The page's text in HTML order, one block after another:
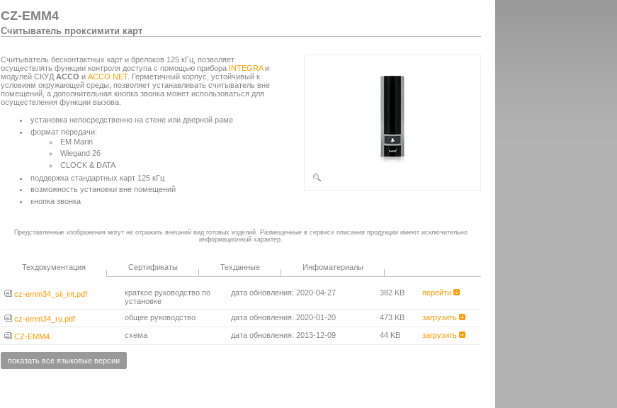
CZ-EMM4
Считыватель проксимити карт
Считыватель бесконтактных карт и брелоков 125 кГц, позволяет
осуществлять функции контроля доступа с помощью прибора INTEGRAи
модулей СКУД АССО и ACCO NET. Герметичный корпус, устойчивый к
условиям окружающей среды, позволяет устанавливать считыватель вне
помещений, а дополнительная кнопка звонка может использоваться для
осуществления функции вызова.
установка непосредственно на стене или дверной раме
формат передачи:
EM Marin
Wiegand 26
CLOCK & DATA
поддержка стандартных карт 125 кГц
возможность установки вне помещений
кнопка звонка
Представленные изображения могут не отражать внешний вид готовых изделий. Размещенные в сервисе описания продукции имеют исключительно
информационный характер.
Техдокументация Сертификаты Техданные Инфоматериалы
cz-emm34_sii_int.pdf
краткое руководство по
установке
дата обновления: 2020-04-27 382 KB перейти
cz-emm34_ru.pdf общее руководство дата обновления: 2020-01-20 473 KB загрузить
CZ-EMM4 схема дата обновления: 2013-12-09 44 KB загрузить
показать все языковые версии